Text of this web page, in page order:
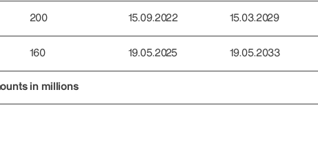
200 15.09.2022 15.03.2029
160 19.05.2025 19.05.2033
in millions